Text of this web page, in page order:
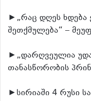
►„რაც დღეს ხდება
შეთქმულება“ –
►„დარღვეულია
თანასწორობის
►სირიაში 4 რუსი